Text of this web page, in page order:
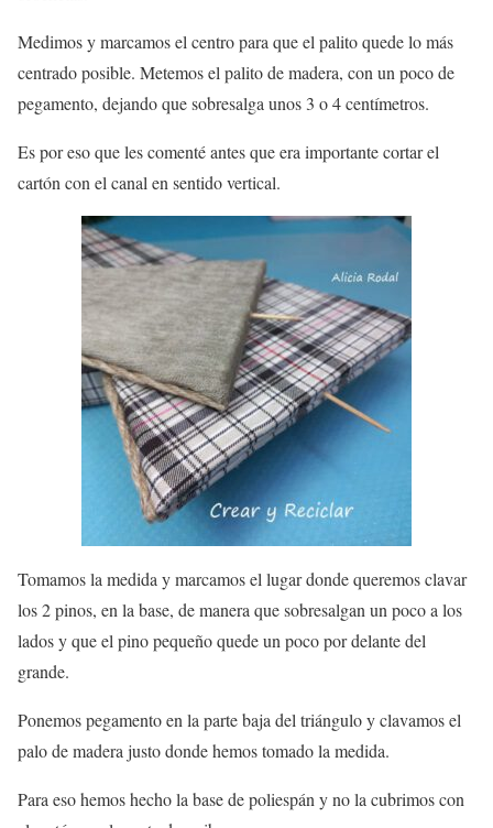
Medimos y marcamos el centro para que el palito quede lo más
centrado posible. Metemos el palito de madera, con un poco de
pegamento, dejando que sobresalga unos 3 o 4 centímetros.
Es por eso que les comenté antes que era importante cortar el
cartón con el canal en sentido vertical.
Tomamos la medida y marcamos el lugar donde queremos clavar
los 2 pinos, en la base, de manera que sobresalgan un poco a los
lados y que el pino pequeño quede un poco por delante del
grande.
Ponemos pegamento en la parte baja del triángulo y clavamos el
palo de madera justo donde hemos tomado la medida.
Para eso hemos hecho la base de poliespán y no la cubrimos con